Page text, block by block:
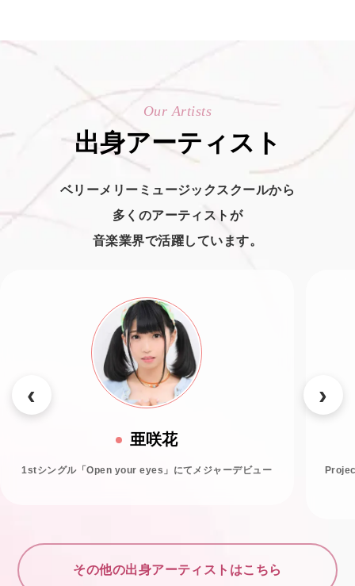
Our Artists
出身アーティスト
ベリーメリーミュージックスクールから
多くのアーティストが
音楽業界で活躍しています。
亜咲花
1stシングル「Open your eyes」にてメジャーデビュー
その他の出身アーティストはこちら